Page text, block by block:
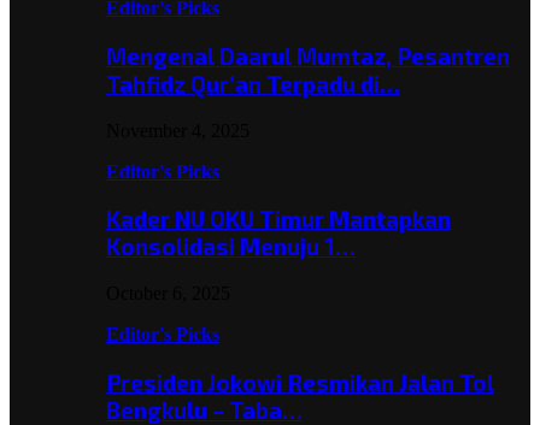
Editor's Picks
Mengenal Daarul Mumtaz, Pesantren
Tahfidz Qur’an Terpadu di…
Editor's Picks
Kader NU OKU Timur Mantapkan
Konsolidasi Menuju 1…
Editor's Picks
Presiden Jokowi Resmikan Jalan Tol
Bengkulu – Taba…